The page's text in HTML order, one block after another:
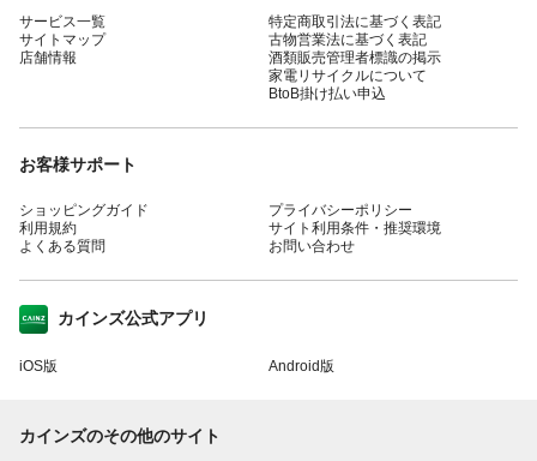
サービス一覧
サイトマップ
店舗情報
特定商取引法に基づく表記
古物営業法に基づく表記
酒類販売管理者標識の掲示
家電リサイクルについて
BtoB掛け払い申込
お客様サポート
ショッピングガイド
利用規約
よくある質問
プライバシーポリシー
サイト利用条件・推奨環境
お問い合わせ
カインズ公式アプリ
iOS版 Android版
カインズのその他のサイト